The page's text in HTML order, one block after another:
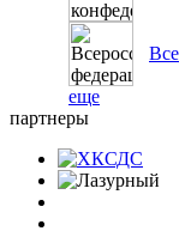
еще
партнеры